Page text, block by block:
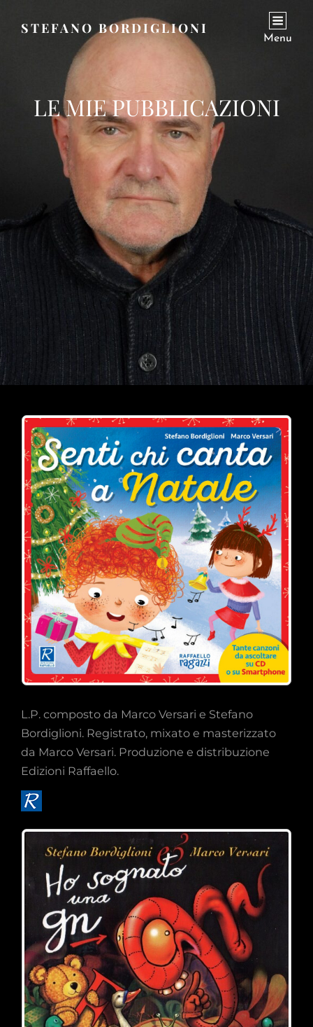
STEFANO BORDIGLIONI
Menu
LE MIE PUBBLICAZIONI
L.P. composto da Marco Versari e Stefano
Bordiglioni. Registrato, mixato e masterizzato
da Marco Versari. Produzione e distribuzione
Edizioni Raffaello.